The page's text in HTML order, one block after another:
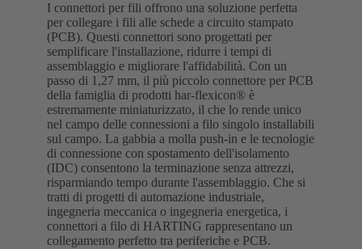
I connettori per fili offrono una soluzione perfetta
per collegare i fili alle schede a circuito stampato
(PCB). Questi connettori sono progettati per
semplificare l'installazione, ridurre i tempi di
assemblaggio e migliorare l'affidabilità. Con un
passo di 1,27 mm, il più piccolo connettore per PCB
della famiglia di prodotti har-flexicon® è
estremamente miniaturizzato, il che lo rende unico
nel campo delle connessioni a filo singolo installabili
sul campo. La gabbia a molla push-in e le tecnologie
di connessione con spostamento dell'isolamento
(IDC) consentono la terminazione senza attrezzi,
risparmiando tempo durante l'assemblaggio. Che si
tratti di progetti di automazione industriale,
ingegneria meccanica o ingegneria energetica, i
connettori a filo di HARTING rappresentano un
collegamento perfetto tra periferiche e PCB.